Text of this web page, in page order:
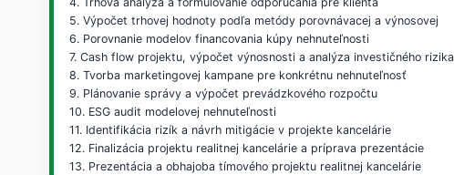
5. Výpočet trhovej hodnoty podľa metódy porovnávacej a výnosovej
6. Porovnanie modelov financovania kúpy nehnuteľnosti
7. Cash flow projektu, výpočet výnosnosti a analýza investičného rizika
8. Tvorba marketingovej kampane pre konkrétnu nehnuteľnosť
9. Plánovanie správy a výpočet prevádzkového rozpočtu
10. ESG audit modelovej nehnuteľnosti
11. Identifikácia rizík a návrh mitigácie v projekte kancelárie
12. Finalizácia projektu realitnej kancelárie a príprava prezentácie
13. Prezentácia a obhajoba tímového projektu realitnej kancelárie